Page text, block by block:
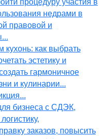
процедуру участия в
недрами в
правовой и
кухонь: как выбрать
эстетику и
гармоничное
и кулинарии...
бизнеса с СДЭК,
заказов, повысить